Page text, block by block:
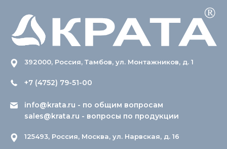
392000, Россия, Тамбов, ул. Монтажников, д. 1
+7 (4752) 79-51-00
info@krata.ru - по общим вопросам
sales@krata.ru - вопросы по продукции
125493, Россия, Москва, ул. Нарвская, д. 16